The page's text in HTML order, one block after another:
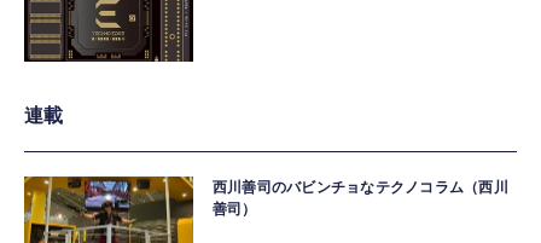
連載
西川善司のバビンチョなテクノコラム（西川
善司）